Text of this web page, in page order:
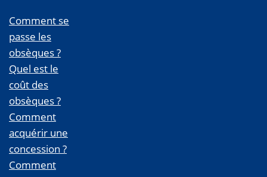
Comment se
passe les
obsèques ?
Quel est le
coût des
obsèques ?
Comment
acquérir une
concession ?
Comment